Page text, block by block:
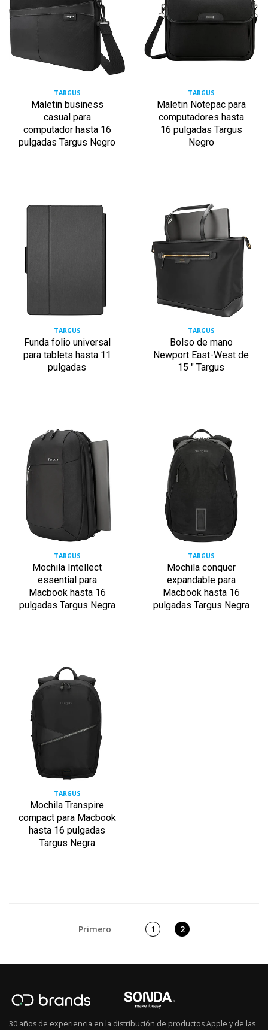
TARGUS
Maletin business
casual para
computador hasta 16
pulgadas Targus Negro
TARGUS
Maletin Notepac para
computadores hasta
16 pulgadas Targus
Negro
TARGUS
Funda folio universal
para tablets hasta 11
pulgadas
TARGUS
Bolso de mano
Newport East-West de
15 " Targus
TARGUS
Mochila Intellect
essential para
Macbook hasta 16
pulgadas Targus Negra
TARGUS
Mochila conquer
expandable para
Macbook hasta 16
pulgadas Targus Negra
TARGUS
Mochila Transpire
compact para Macbook
hasta 16 pulgadas
Targus Negra
Primero 1 2
30 años de experiencia en la distribución de productos Apple y de las